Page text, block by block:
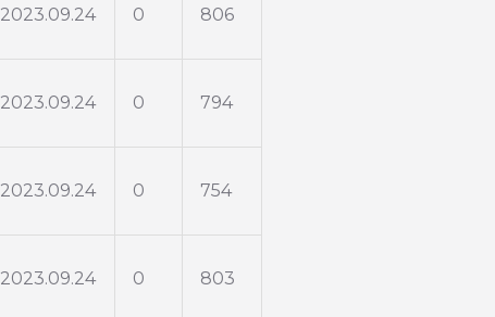
2023.09.24 0 806
2023.09.24 0 794
2023.09.24 0 754
2023.09.24 0 803